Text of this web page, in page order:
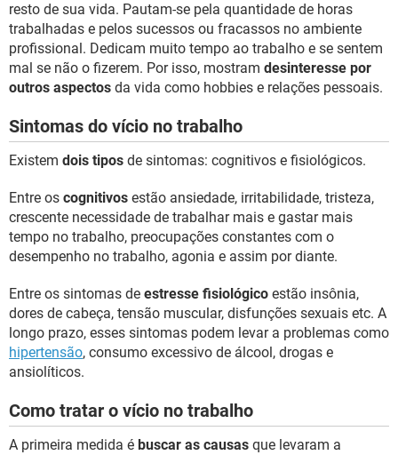
resto de sua vida. Pautam-se pela quantidade de horas
trabalhadas e pelos sucessos ou fracassos no ambiente
profissional. Dedicam muito tempo ao trabalho e se sentem
mal se não o fizerem. Por isso, mostram desinteresse por
outros aspectos da vida como hobbies e relações pessoais.
Sintomas do vício no trabalho
Existem dois tipos de sintomas: cognitivos e fisiológicos.
Entre os cognitivos estão ansiedade, irritabilidade, tristeza,
crescente necessidade de trabalhar mais e gastar mais
tempo no trabalho, preocupações constantes com o
desempenho no trabalho, agonia e assim por diante.
Entre os sintomas de estresse fisiológico estão insônia,
dores de cabeça, tensão muscular, disfunções sexuais etc. A
longo prazo, esses sintomas podem levar a problemas como
hipertensão, consumo excessivo de álcool, drogas e
ansiolíticos.
Como tratar o vício no trabalho
A primeira medida é buscar as causas que levaram a